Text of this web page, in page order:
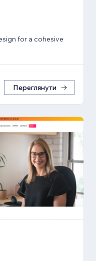
for a cohesive
Переглянути